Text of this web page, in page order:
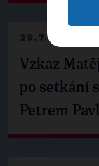
29.7.2026
Vzkaz
po setkání
Petrem